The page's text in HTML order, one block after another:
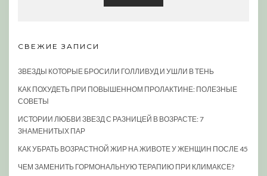
СВЕЖИЕ ЗАПИСИ
ЗВЕЗДЫ КОТОРЫЕ БРОСИЛИ ГОЛЛИВУД И УШЛИ В ТЕНЬ
КАК ПОХУДЕТЬ ПРИ ПОВЫШЕННОМ ПРОЛАКТИНЕ: ПОЛЕЗНЫЕ
СОВЕТЫ
ИСТОРИИ ЛЮБВИ ЗВЕЗД С РАЗНИЦЕЙ В ВОЗРАСТЕ: 7
ЗНАМЕНИТЫХ ПАР
КАК УБРАТЬ ВОЗРАСТНОЙ ЖИР НА ЖИВОТЕ У ЖЕНЩИН ПОСЛЕ 45
ЧЕМ ЗАМЕНИТЬ ГОРМОНАЛЬНУЮ ТЕРАПИЮ ПРИ КЛИМАКСЕ?